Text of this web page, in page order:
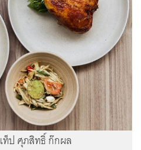
ท็ป ศุภสิทธิ์ ก๊กผล